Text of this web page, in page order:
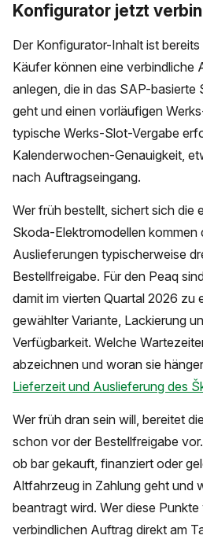
Konfigurator jetzt
Der Konfigurator-Inhalt ist
Käufer können eine verbindliche
anlegen, die in das SAP-basierte
geht und einen vorläufigen
typische Werks-Slot-Vergabe
Kalenderwochen-Genauigkeit,
nach Auftragseingang.
Wer früh bestellt, sichert sich die
Skoda-Elektromodellen kommen
Auslieferungen typischerweise
Bestellfreigabe. Für den Peaq
damit im vierten Quartal 2026 zu
gewählter Variante, Lackierung
Verfügbarkeit. Welche
abzeichnen und woran sie
Lieferzeit und Auslieferung des
Wer früh dran sein will, bereitet
schon vor der Bestellfreigabe
ob bar gekauft, finanziert oder
Altfahrzeug in Zahlung geht und
beantragt wird. Wer diese
verbindlichen Auftrag direkt am